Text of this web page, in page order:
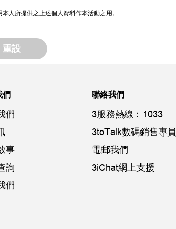
人所提供之上述個人資料作本活動之用。
重設
們
們
事
詢
們
聯絡我們
3服務熱線：1033
3toTalk數碼銷售專員
電郵我們
3iChat網上支援